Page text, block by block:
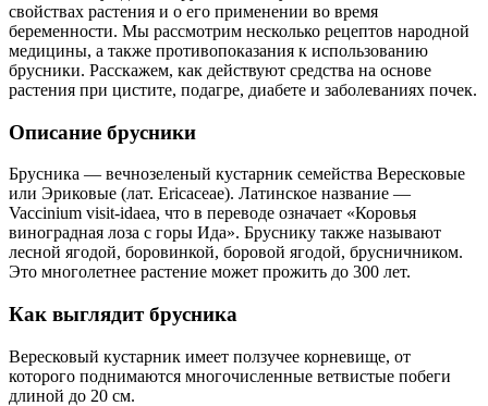
свойствах растения и о его применении во время
беременности. Мы рассмотрим несколько рецептов народной
медицины, а также противопоказания к использованию
брусники. Расскажем, как действуют средства на основе
растения при цистите, подагре, диабете и заболеваниях почек.
Описание брусники
Брусника — вечнозеленый кустарник семейства Вересковые
или Эриковые (лат. Ericaceae). Латинское название —
Vaccinium visit-idaea, что в переводе означает «Коровья
виноградная лоза с горы Ида». Бруснику также называют
лесной ягодой, боровинкой, боровой ягодой, брусничником.
Это многолетнее растение может прожить до 300 лет.
Как выглядит брусника
Вересковый кустарник имеет ползучее корневище, от
которого поднимаются многочисленные ветвистые побеги
длиной до 20 см.